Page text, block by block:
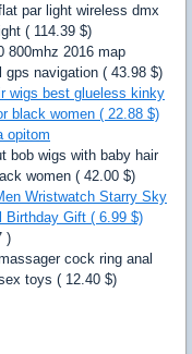
par light wireless dmx
( 114.39 $)
800mhz 2016 map
gps navigation ( 43.98 $)
wigs best glueless kinky
black women ( 22.88 $)
opitom
bob wigs with baby hair
women ( 42.00 $)
Wristwatch Starry Sky
Birthday Gift ( 6.99 $)
)
cock ring anal
toys ( 12.40 $)